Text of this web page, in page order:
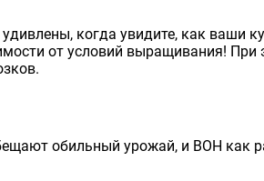
когда увидите, как ваши
от условий выращивания! При
обильный урожай, и ВОН как